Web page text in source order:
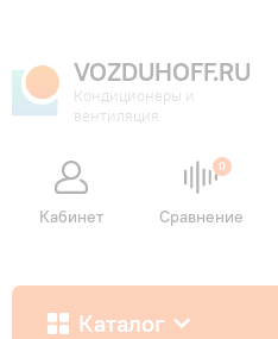
VOZDUHOFF.RU
Кондиционеры и
вентиляция
Кабинет
0
Сравнение
Каталог